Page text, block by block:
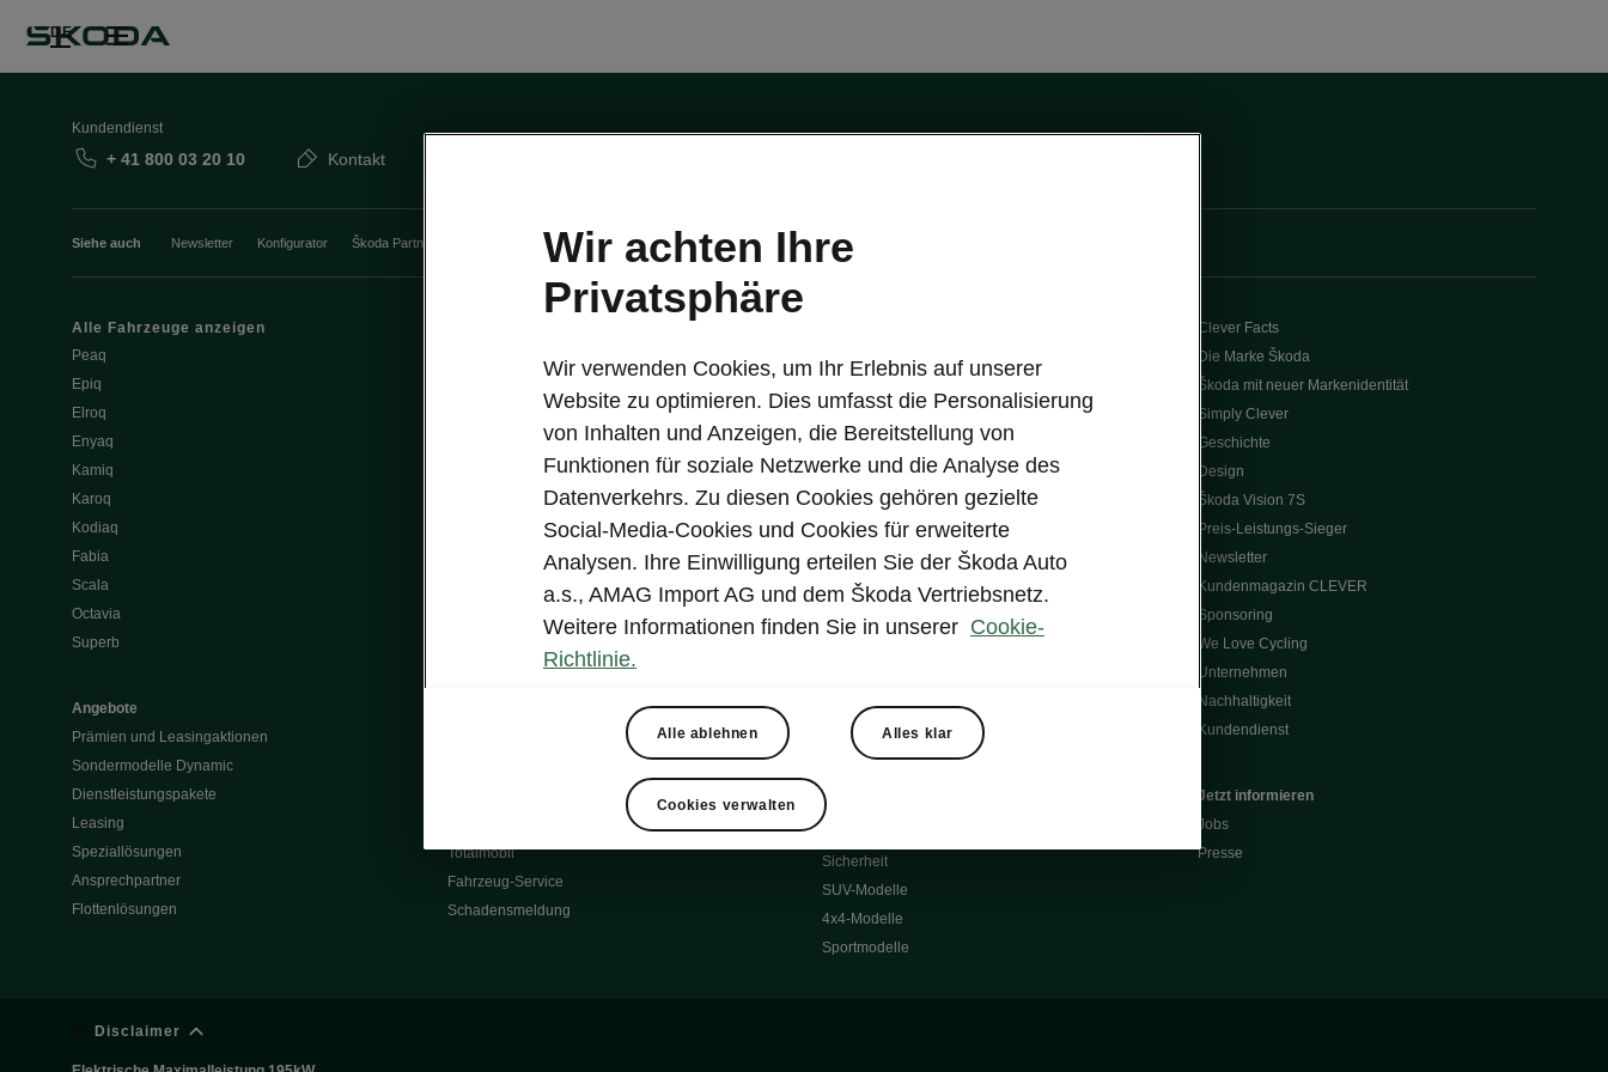
DE
Kundendienst
+ 41 800 03 20 10 Kontakt
Siehe auch Newsletter Konfigurator Škoda Partner
Alle Fahrzeuge anzeigen
Peaq
Epiq
Elroq
Enyaq
Kamiq
Karoq
Kodiaq
Fabia
Scala
Octavia
Superb
Angebote
Prämien und Leasingaktionen
Sondermodelle Dynamic
Dienstleistungspakete
Leasing
Speziallösungen
Ansprechpartner
Flottenlösungen
Software Update
ME3.7 Software Update
Öffentliches Laden
Zuhause laden
Batterie und Reichweite
Škoda Vision O
Totalmobil
Fahrzeug-Service
Schadensmeldung
Škoda Connect
MyŠkoda App
3G Sunset
Verfügbarkeitsliste
Original Zubehör-Kataloge
Winterräder
Transportsysteme
Komfort & Ausstattung
Occasionen
Sicherheit
SUV-Modelle
4x4-Modelle
Sportmodelle
Clever Facts
Die Marke Škoda
Škoda mit neuer Markenidentität
Simply Clever
Geschichte
Design
Škoda Vision 7S
Preis-Leistungs-Sieger
Newsletter
Kundenmagazin CLEVER
Sponsoring
We Love Cycling
Unternehmen
Nachhaltigkeit
Kundendienst
Jetzt informieren
Jobs
Presse
Disclaimer
Wir achten Ihre
Privatsphäre
Wir verwenden Cookies, um Ihr Erlebnis auf unserer
Website zu optimieren. Dies umfasst die Personalisierung
von Inhalten und Anzeigen, die Bereitstellung von
Funktionen für soziale Netzwerke und die Analyse des
Datenverkehrs. Zu diesen Cookies gehören gezielte
Social-Media-Cookies und Cookies für erweiterte
Analysen. Ihre Einwilligung erteilen Sie der Škoda Auto
a.s., AMAG Import AG und dem Škoda Vertriebsnetz.
Weitere Informationen finden Sie in unserer Cookie-
Richtlinie.
Alle ablehnen Alles klar
Cookies verwalten